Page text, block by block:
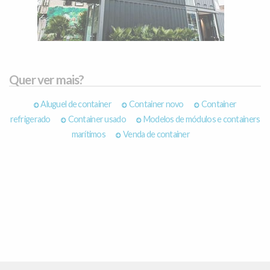
Quer ver mais?
Aluguel de container Container novo
Container
refrigerado
Container usado
Modelos de módulos e containers
marítimos
Venda de container